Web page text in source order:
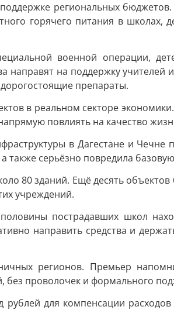
региональных
горячего питания в школах,
военной операции,
направят на поддержку
препараты.
в реальном секторе
повлиять на качество
в Дагестане и
серьёзно повредила
80 зданий. Ещё десять
учреждений.
пострадавших школ
направить средства и
регионов. Премьер
без проволочек и формального
рублей для компенсации